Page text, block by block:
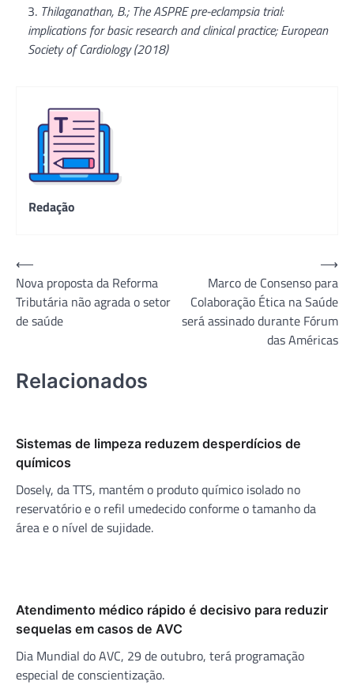
Thilaganathan, B.; The ASPRE pre-eclampsia trial:
implications for basic research and clinical practice; European
Society of Cardiology (2018)
Redação
Navegação
de
Post
⟵
Nova proposta da Reforma
Tributária não agrada o setor
de saúde
Marco de Consenso para
Colaboração Ética na Saúde
será assinado durante Fórum
das Américas
⟶
Relacionados
Sistemas de limpeza reduzem desperdícios de
químicos
Dosely, da TTS, mantém o produto químico isolado no
reservatório e o refil umedecido conforme o tamanho da
área e o nível de sujidade.
Atendimento médico rápido é decisivo para reduzir
sequelas em casos de AVC
Dia Mundial do AVC, 29 de outubro, terá programação
especial de conscientização.